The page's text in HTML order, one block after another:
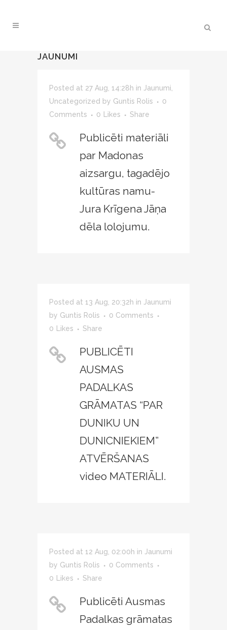
JAUNUMI
Posted at 27 Aug, 14:28h in Jaunumi
Uncategorized by Guntis Rolis
0
Comments
0 Likes Share
Publicēti materiāli
par Madonas
aizsargu, tagadējo
kultūras namu-
Jura Krīgena Jāņa
dēla lolojumu.
Posted at 13 Aug, 20:32h in Jaunumi
by Guntis Rolis
0 Comments
0
Likes Share
PUBLICĒTI
AUSMAS
PADALKAS
GRĀMATAS “PAR
DUNIKU UN
DUNICNIEKIEM”
ATVĒRŠANAS
video MATERIĀLI.
Posted at 12 Aug, 02:00h in Jaunumi
by Guntis Rolis
0 Comments
0
Likes Share
Publicēti Ausmas
Padalkas grāmatas